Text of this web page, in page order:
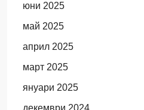
юни 2025
май 2025
април 2025
март 2025
януари 2025
декември 2024